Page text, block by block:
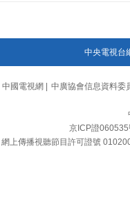
中央電視台
中國電視網 中廣協會信息資料委
京ICP證060535
網上傳播視聽節目許可證號